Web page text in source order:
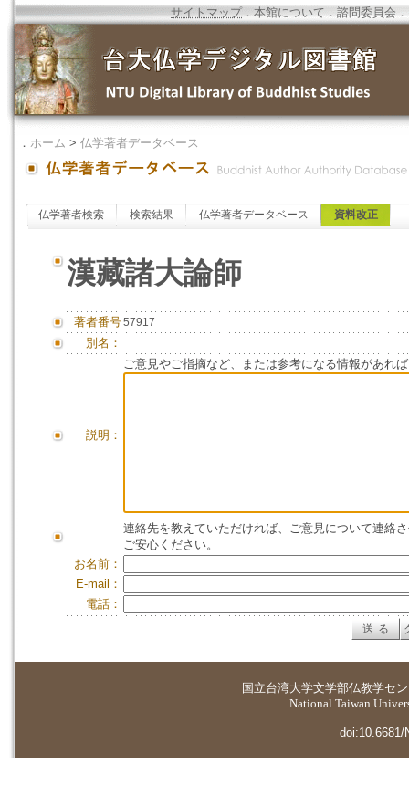
サイトマップ．本館について ．諮問委員会 ．
． ホーム > 仏学著者データベース
仏学著者検索 検索結果 仏学著者データベース 資料改正
漢藏諸大論師
著者番号57917
別名：
説明：
ご意見やご指摘など、または参考になる情報があれ
連絡先を教えていただければ、ご意見について連絡
ご安心ください。
お名前：
E-mail：
電話：
国立台湾大学文学部仏教学セ
National Taiwan
doi:10.6681/